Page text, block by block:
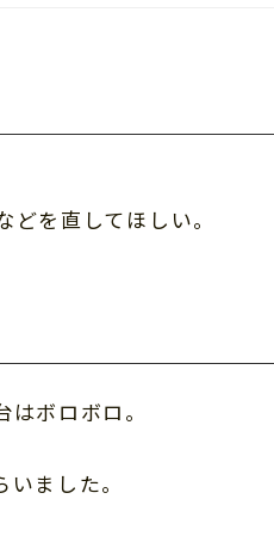
を直してほしい。
ボロボロ。
ました。